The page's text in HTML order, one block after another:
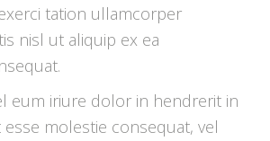
tation ullamcorper
nisl ut aliquip ex ea
eum iriure dolor in hendrerit in
molestie consequat, vel